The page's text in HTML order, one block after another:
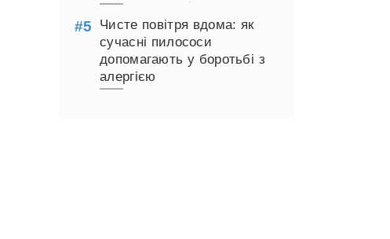
Чисте повітря вдома: як
сучасні пилососи
допомагають у боротьбі з
алергією